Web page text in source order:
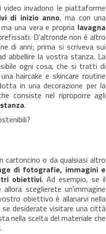
video invadono le piattaforme
di inizio anno, ma con una
una vera e propria lavagna
D'altronde non è altro
di anni; prima si scriveva sui
abbellire la vostra stanza. La
ogni cosa, che si tratti di
haircake e skincare routine
in una decorazione per la
consiste nel riproporre agli
.
cartoncino o da qualsiasi altro
di fotografie, immagini e
obiettivi. Ad esempio, se il
sceglierete un'immagine
obiettivo è allanarvi nella
desiderate visitare una città
nella scelta del materiale che
.